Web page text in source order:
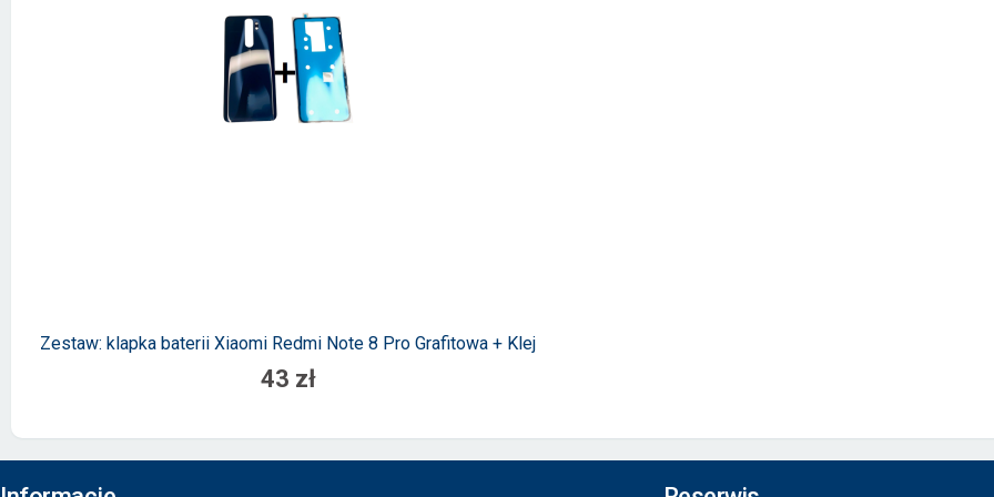
Zestaw: klapka baterii Xiaomi Redmi Note 8 Pro Grafitowa + Klej
43 zł